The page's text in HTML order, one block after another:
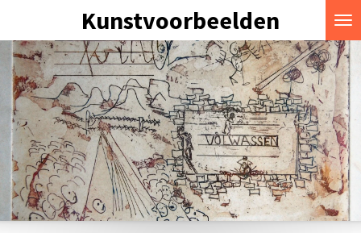
naar
de
hoofdinhoud
Kunstvoorbeelden